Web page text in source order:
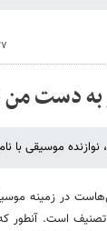
۲۷
دست من
موسیقی با نام
در زمینه‌
ا‌ست. آنطور